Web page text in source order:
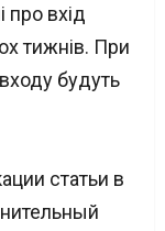
про вхід
тижнів. При
будуть
статьи в